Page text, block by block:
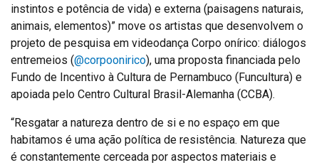
instintos e potência de vida) e externa (paisagens naturais,
animais, elementos)” move os artistas que desenvolvem o
projeto de pesquisa em videodança Corpo onírico: diálogos
entremeios (@corpoonirico), uma proposta financiada pelo
Fundo de Incentivo à Cultura de Pernambuco (Funcultura) e
apoiada pelo Centro Cultural Brasil-Alemanha (CCBA).
“Resgatar a natureza dentro de si e no espaço em que
habitamos é uma ação política de resistência. Natureza que
é constantemente cerceada por aspectos materiais e